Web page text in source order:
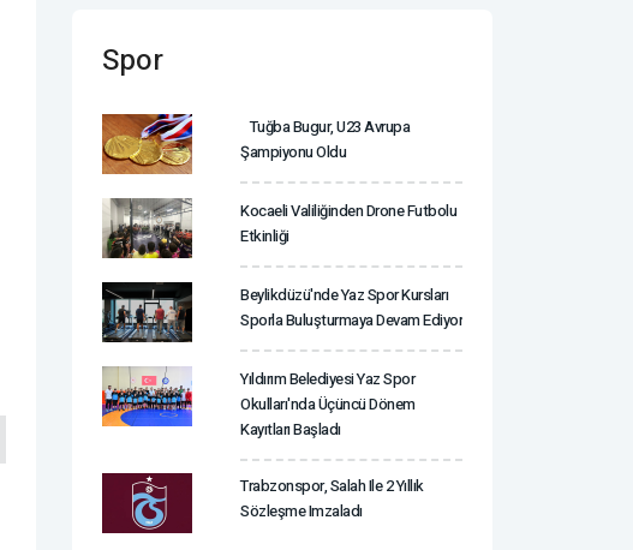
Spor
Tuğba Bugur, U23 Avrupa
Şampiyonu Oldu
Kocaeli Valiliğinden Drone Futbolu
Etkinliği
Beylikdüzü'nde Yaz Spor Kursları
Sporla Buluşturmaya Devam Ediyor
Yıldırım Belediyesi Yaz Spor
Okulları'nda Üçüncü Dönem
Kayıtları Başladı
Trabzonspor, Salah Ile 2 Yıllık
Sözleşme Imzaladı